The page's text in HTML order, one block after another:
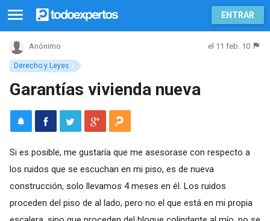
ENTRAR
Derecho y Leyes
Anónimo el 11 feb. 10
Garantías vivienda nueva
Si es posible, me gustaría que me asesorase con respecto a
los ruidos que se escuchan en mi piso, es de nueva
construcción, solo llevamos 4 meses en él. Los ruidos
proceden del piso de al lado, pero no el que está en mi propia